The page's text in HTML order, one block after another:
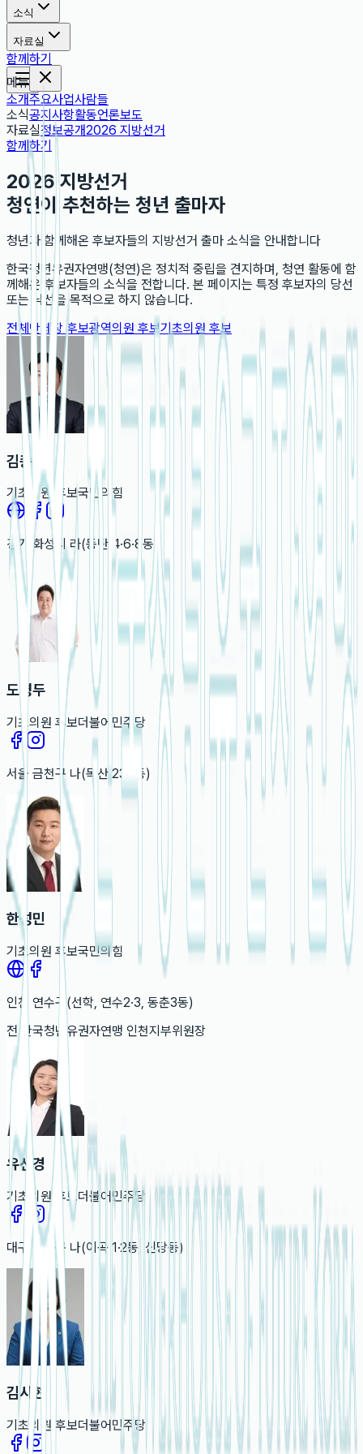
소식
자료실
함께하기
메뉴
소개주요사업사람들
소식공지사항활동언론보도
자료실정보공개2026 지방선거
함께하기
2026 지방선거
청연이 추천하는 청년 출마자
청년과 함께해온 후보자들의 지방선거 출마 소식을 안내합니다
한국청년유권자연맹(청연)은 정치적 중립을 견지하며, 청연 활동에 함
께해온 후보자들의 소식을 전합니다. 본 페이지는 특정 후보자의 당선
또는 낙선을 목적으로 하지 않습니다.
전체단체장 후보광역의원 후보기초의원 후보
김종복
기초의원 후보국민의힘
경기 화성시 라(동탄 4·6·8동)
도병두
기초의원 후보더불어민주당
서울 금천구 나(독산 234동)
한성민
기초의원 후보국민의힘
인천
연수구(선학, 연수2·3, 동춘3동)
전 한국청년유권자연맹 인천지부위원장
유선경
기초의원후보더불어민주당
대구 달서구 나(이곡 1·2동, 신당동)
김시현
기초의원 후보더불어민주당